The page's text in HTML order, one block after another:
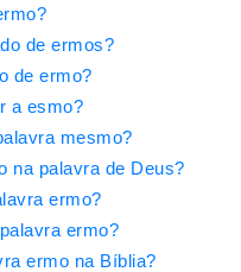
de ermos?
de ermo?
a esmo?
mesmo?
na palavra de Deus?
ermo?
ermo?
ermo na Bíblia?